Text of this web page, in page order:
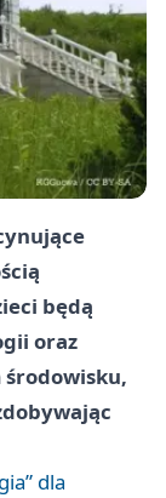
będą
oraz
środowisku,
dla